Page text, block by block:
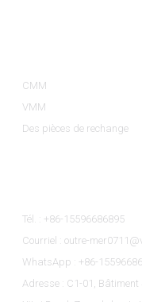
CMM
VMM
Des pièces de rechange
Tél. : +86-15596686895
Courriel : outre-
WhatsApp : +86-
Adresse : C1-01,